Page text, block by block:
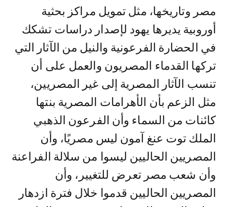
مصر وتاريخها، مثل تمويل مراكز بحثية
أوروبية يديرها يهود لإصدار دراسات تشكك
في الحضارة الفرعونية والنيل من الآثار التي
تركها القدماء المصريون والعمل على أن
تنسب الآثار المصرية إلى غير المصريين،
مثل الزعم بأن الأهرامات المصرية بنتها
كائنات من السماء وأن الفرعون الذهبي
الملك توت عنغ آمون ليس مصريًا، وأن
المصريين الحاليين ليسوا من سلالة الفراعنة
وأن شعب مصر تعرض للتغيير، وأن
المصريين الحاليين قدموا خلال فترة ازدهار